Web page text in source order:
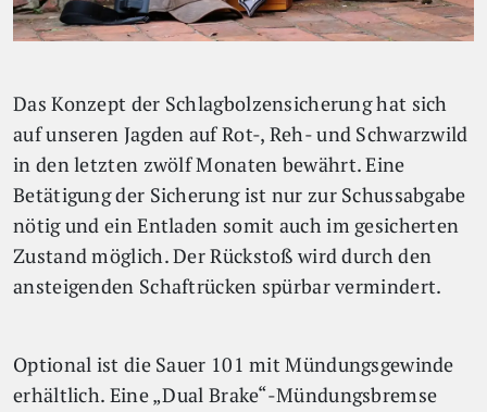
Das Konzept der Schlagbolzensicherung hat sich
auf unseren Jagden auf Rot-, Reh- und Schwarzwild
in den letzten zwölf Monaten bewährt. Eine
Betätigung der Sicherung ist nur zur Schussabgabe
nötig und ein Entladen somit auch im gesicherten
Zustand möglich. Der Rückstoß wird durch den
ansteigenden Schaftrücken spürbar vermindert.
Optional ist die Sauer 101 mit Mündungsgewinde
erhältlich. Eine „Dual Brake“-Mündungsbremse